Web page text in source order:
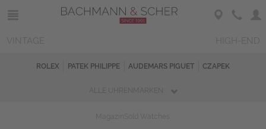
ROLEX PATEK PHILIPPE AUDEMARS PIGUET CZAPEK